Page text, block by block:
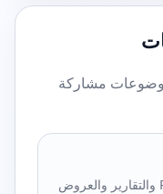
مشاركة
صفحة مخصصة لمشاركة ملفات PDF والتقارير والعروض